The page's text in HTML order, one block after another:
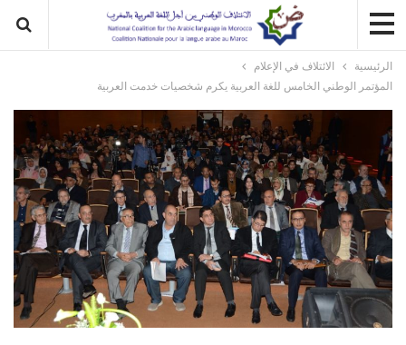
الرئيسية
الائتلاف في الإعلام
المؤتمر الوطني الخامس للغة العربية يكرم شخصيات خدمت العربية